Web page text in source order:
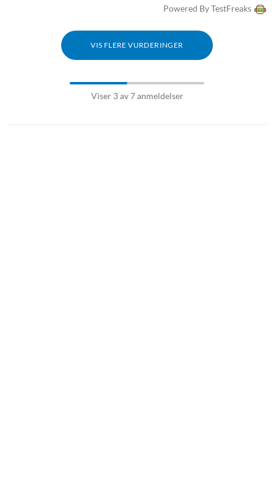
Powered By TestFreaks
VIS FLERE VURDERINGER
Viser 3 av 7 anmeldelser